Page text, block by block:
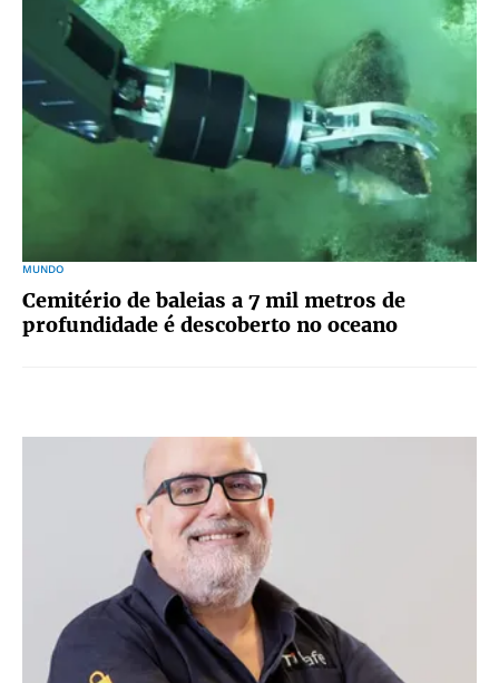
MUNDO
Cemitério de baleias a 7 mil metros de
profundidade é descoberto no oceano